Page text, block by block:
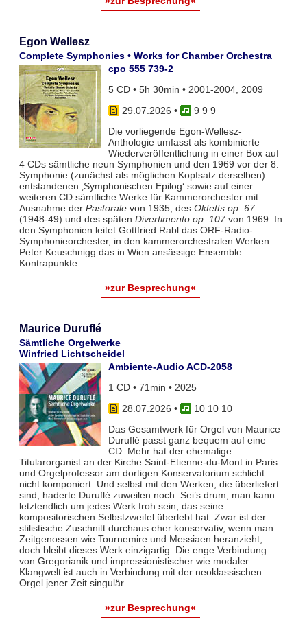
Egon Wellesz
Complete Symphonies • Works for Chamber Orchestra
cpo 555 739-2
5 CD • 5h 30min • 2001-2004, 2009
29.07.2026 •
9 9 9
Die vorliegende Egon-Wellesz-
Anthologie umfasst als kombinierte
Wiederveröffentlichung in einer Box auf
4 CDs sämtliche neun Symphonien und den 1969 vor der 8.
Symphonie (zunächst als möglichen Kopfsatz derselben)
entstandenen ‚Symphonischen Epilog‘ sowie auf einer
weiteren CD sämtliche Werke für Kammerorchester mit
Ausnahme der Pastoralevon 1935, des Oktetts op. 67
(1948-49) und des späten Divertimento op. 107von 1969. In
den Symphonien leitet Gottfried Rabl das ORF-Radio-
Symphonieorchester, in den kammerorchestralen Werken
Peter Keuschnigg das in Wien ansässige Ensemble
Kontrapunkte.
»zur Besprechung«
Maurice Duruflé
Sämtliche Orgelwerke
Winfried Lichtscheidel
Ambiente-Audio ACD-2058
1 CD • 71min • 2025
28.07.2026 •
10 10 10
Das Gesamtwerk für Orgel von Maurice
Duruflé passt ganz bequem auf eine
CD. Mehr hat der ehemalige
Titularorganist an der Kirche Saint-Etienne-du-Mont in Paris
und Orgelprofessor am dortigen Konservatorium schlicht
nicht komponiert. Und selbst mit den Werken, die überliefert
sind, haderte Duruflé zuweilen noch. Sei’s drum, man kann
letztendlich um jedes Werk froh sein, das seine
kompositorischen Selbstzweifel überlebt hat. Zwar ist der
stilistische Zuschnitt durchaus eher konservativ, wenn man
Zeitgenossen wie Tournemire und Messiaen heranzieht,
doch bleibt dieses Werk einzigartig. Die enge Verbindung
von Gregorianik und impressionistischer wie modaler
Klangwelt ist auch in Verbindung mit der neoklassischen
Orgel jener Zeit singulär.
»zur Besprechung«